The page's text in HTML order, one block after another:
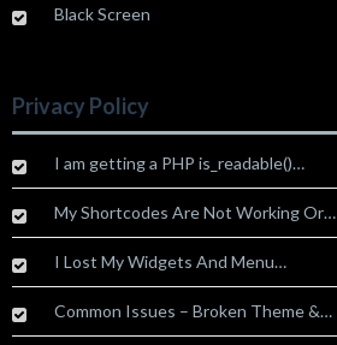
Black Screen
Privacy Policy
I am getting a PHP is_readable()…
My Shortcodes Are Not Working Or…
I Lost My Widgets And Menu…
Common Issues – Broken Theme &…